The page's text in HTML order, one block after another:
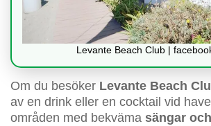
Levante Beach Club |
Om du besöker Levante Beach
av en drink eller en cocktail vid
områden med bekväma sängar